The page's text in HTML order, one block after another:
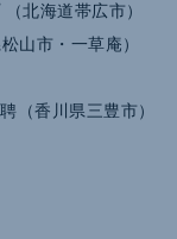
北海道帯広市）
山市・一草庵）
（香川県三豊市）